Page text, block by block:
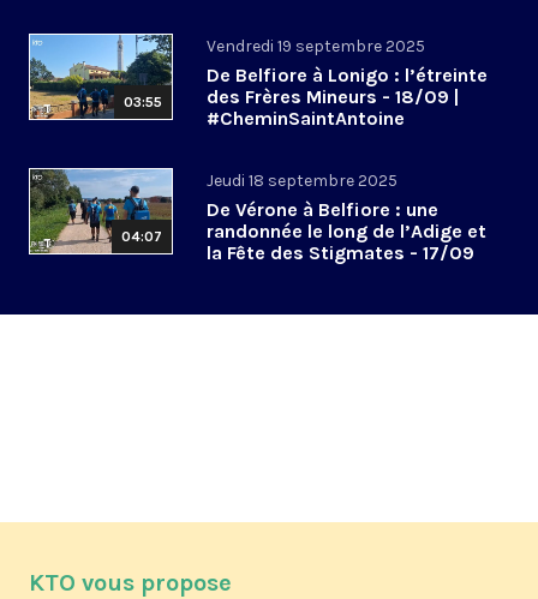
03:55
Vendredi 19 septembre 2025
De Belfiore à Lonigo : l’étreinte
des Frères Mineurs - 18/09 |
#CheminSaintAntoine
04:07
Jeudi 18 septembre 2025
De Vérone à Belfiore : une
randonnée le long de l’Adige et
la Fête des Stigmates - 17/09
KTO vous propose